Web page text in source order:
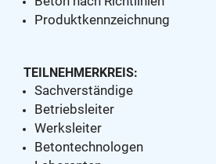
Produktkennzeichnung
TEILNEHMERKREIS:
Sachverständige
Betriebsleiter
Werksleiter
Betontechnologen